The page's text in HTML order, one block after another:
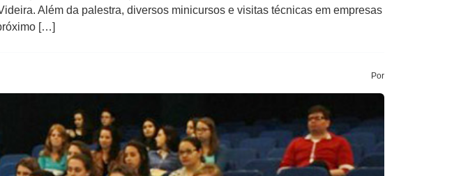
Além da palestra, diversos minicursos e visitas técnicas em empresas
[…]
Por